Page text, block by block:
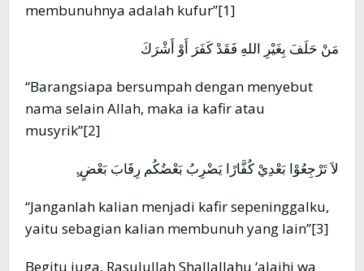
membunuhnya adalah kufur”[1]
مَنْ حَلَفَ بِغَيْرِ اللهِ فَقَدْ كَفَرَ أَوْ أَشْرَكَ
“Barangsiapa bersumpah dengan menyebut
nama selain Allah, maka ia kafir atau
musyrik”[2]
لاَ تَرْجِعُوْا بَعْدِيْ كُفَّارًا يَضْرِبُ بَعْضُكُم رِقَابَ بَعْضٍ.ٍ
“Janganlah kalian menjadi kafir sepeninggalku,
yaitu sebagian kalian membunuh yang lain”[3]
Begitu juga, Rasulullah Shallallahu ‘alaihi wa